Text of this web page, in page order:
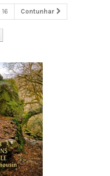
16 Contunhar